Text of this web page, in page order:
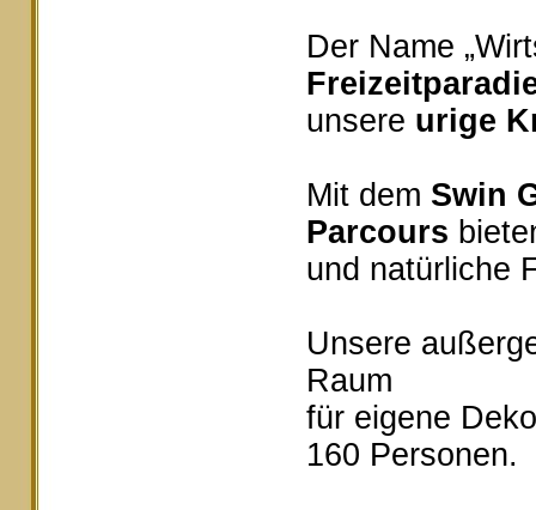
Der Name
unsere urige
Mit dem Swin
Parcours
und natürliche
Unsere
Raum
für eigene
160 Personen.